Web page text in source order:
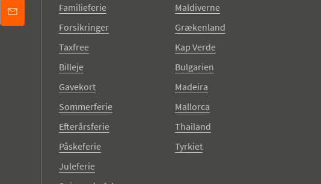
Familieferie
Forsikringer
Taxfree
Billeje
Gavekort
Sommerferie
Efterårsferie
Påskeferie
Juleferie
Maldiverne
Grækenland
Kap Verde
Bulgarien
Madeira
Mallorca
Thailand
Tyrkiet